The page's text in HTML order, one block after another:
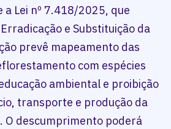
a Lei nº 7.418/2025, que
e Substituição da
prevê mapeamento das
com espécies
ambiental e proibição
transporte e produção da
O descumprimento poderá